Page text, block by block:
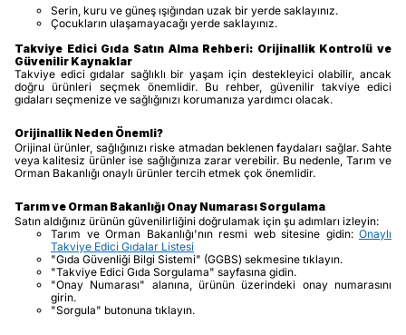
Serin, kuru ve güneş ışığından uzak bir yerde saklayınız.
Çocukların ulaşamayacağı yerde saklayınız.
Takviye Edici Gıda Satın Alma Rehberi: Orijinallik Kontrolü ve
Güvenilir Kaynaklar
Takviye edici gıdalar sağlıklı bir yaşam için destekleyici olabilir, ancak
doğru ürünleri seçmek önemlidir. Bu rehber, güvenilir takviye edici
gıdaları seçmenize ve sağlığınızı korumanıza yardımcı olacak.
Orijinallik Neden Önemli?
Orijinal ürünler, sağlığınızı riske atmadan beklenen faydaları sağlar. Sahte
veya kalitesiz ürünler ise sağlığınıza zarar verebilir. Bu nedenle, Tarım ve
Orman Bakanlığı onaylı ürünler tercih etmek çok önemlidir.
Tarım ve Orman Bakanlığı Onay Numarası Sorgulama
Satın aldığınız ürünün güvenilirliğini doğrulamak için şu adımları izleyin:
Tarım ve Orman Bakanlığı'nın resmi web sitesine gidin: Onaylı
Takviye Edici Gıdalar Listesi
"Gıda Güvenliği Bilgi Sistemi" (GGBS) sekmesine tıklayın.
"Takviye Edici Gıda Sorgulama" sayfasına gidin.
"Onay Numarası" alanına, ürünün üzerindeki onay numarasını
girin.
"Sorgula" butonuna tıklayın.